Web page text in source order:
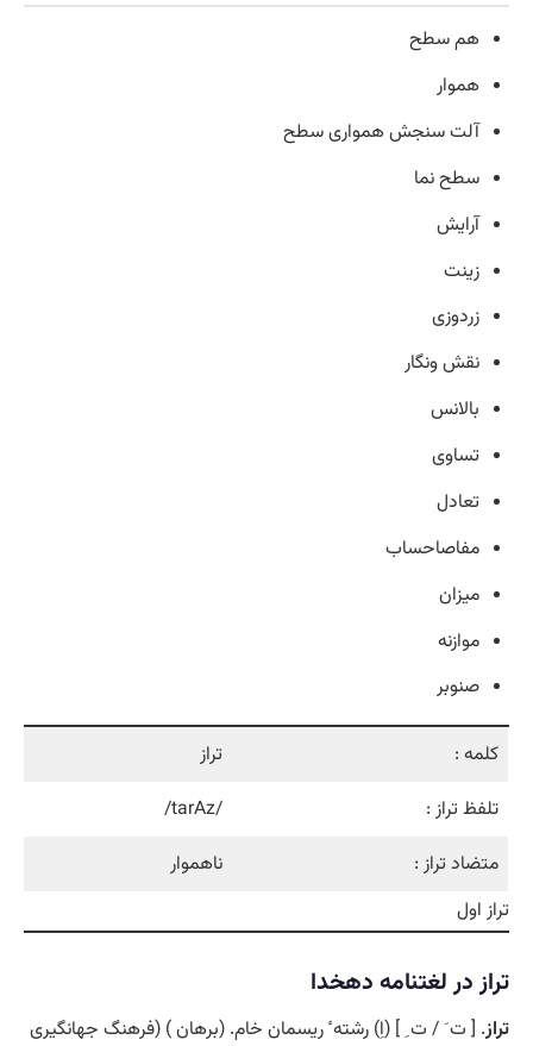
هم سطح
هموار
آلت سنجش همواری سطح
سطح نما
آرایش
زینت
زردوزی
نقش ونگار
بالانس
تساوی
تعادل
مفاصاحساب
میزان
موازنه
صنوبر
کلمه :
تراز
تلفظ تراز :
/tarAz/
متضاد تراز :
ناهموار
تراز اول
تراز در لغتنامه دهخدا
تراز. [ ت َ / ت ِ ] (اِ) رشته ٔ ریسمان خام. (برهان ) (فرهنگ جهانگیری